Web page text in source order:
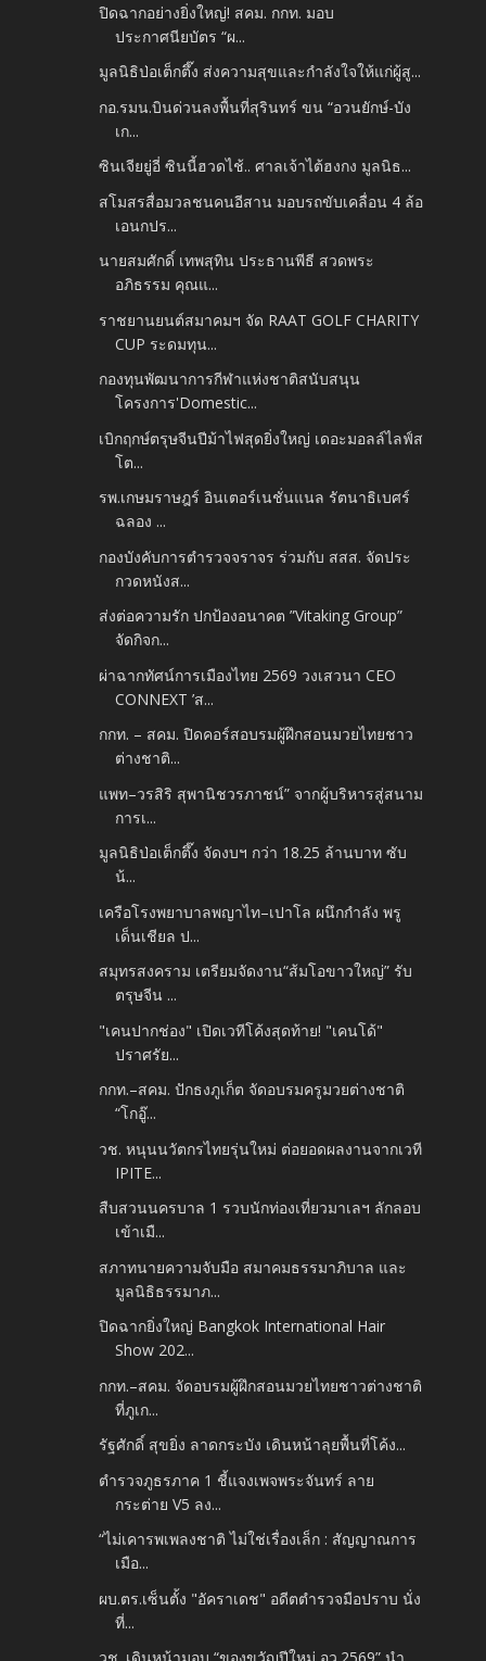
ปิดฉากอย่างยิ่งใหญ่! สคม. กกท. มอบ
ประกาศนียบัตร “ผ...
มูลนิธิป่อเต็กตึ๊ง ส่งความสุขและกำลังใจให้แก่ผู้สู...
กอ.รมน.บินด่วนลงพื้นที่สุรินทร์ ขน “อวนยักษ์-บัง
เก...
ซินเจียยู่อี่ ซินนี้ฮวดไช้.. ศาลเจ้าไต้ฮงกง มูลนิธ...
สโมสรสื่อมวลชนคนอีสาน มอบรถขับเคลื่อน 4 ล้อ
เอนกปร...
นายสมศักดิ์ เทพสุทิน ประธานพีธี สวดพระ
อภิธรรม คุณแ...
ราชยานยนต์สมาคมฯ จัด RAAT GOLF CHARITY
CUP ระดมทุน...
กองทุนพัฒนาการกีฬาแห่งชาติสนับสนุน
โครงการ'Domestic...
เบิกฤกษ์ตรุษจีนปีม้าไฟสุดยิ่งใหญ่ เดอะมอลล์ไลฟ์ส
โต...
รพ.เกษมราษฎร์ อินเตอร์เนชั่นแนล รัตนาธิเบศร์
ฉลอง ...
กองบังคับการตำรวจจราจร ร่วมกับ สสส. จัดประ
กวดหนังส...
ส่งต่อความรัก ปกป้องอนาคต ”Vitaking Group”
จัดกิจก...
ผ่าฉากทัศน์การเมืองไทย 2569 วงเสวนา CEO
CONNEXT ’ส...
กกท. – สคม. ปิดคอร์สอบรมผู้ฝึกสอนมวยไทยชาว
ต่างชาติ...
แพท–วรสิริ สุพานิชวรภาชน์” จากผู้บริหารสู่สนาม
การเ...
มูลนิธิป่อเต็กตึ๊ง จัดงบฯ กว่า 18.25 ล้านบาท ซับ
น้...
เครือโรงพยาบาลพญาไท–เปาโล ผนึกกำลัง พรู
เด็นเชียล ป...
สมุทรสงคราม เตรียมจัดงาน“ส้มโอขาวใหญ่” รับ
ตรุษจีน ...
"เคนปากช่อง" เปิดเวทีโค้งสุดท้าย! "เคนโด้"
ปราศรัย...
กกท.–สคม. ปักธงภูเก็ต จัดอบรมครูมวยต่างชาติ
“โกอู๊...
วช. หนุนนวัตกรไทยรุ่นใหม่ ต่อยอดผลงานจากเวที
IPITE...
สืบสวนนครบาล 1 รวบนักท่องเที่ยวมาเลฯ ลักลอบ
เข้าเมื...
สภาทนายความจับมือ สมาคมธรรมาภิบาล และ
มูลนิธิธรรมาภ...
ปิดฉากยิ่งใหญ่ Bangkok International Hair
Show 202...
กกท.–สคม. จัดอบรมผู้ฝึกสอนมวยไทยชาวต่างชาติ
ที่ภูเก...
รัฐศักดิ์ สุขยิ่ง ลาดกระบัง เดินหน้าลุยพื้นที่โค้ง...
ตำรวจภูธรภาค 1 ชี้แจงเพจพระจันทร์ ลาย
กระต่าย V5 ลง...
“ไม่เคารพเพลงชาติ ไม่ใช่เรื่องเล็ก : สัญญาณการ
เมือ...
ผบ.ตร.เซ็นตั้ง "อัคราเดช" อดีตตำรวจมือปราบ นั่ง
ที่...